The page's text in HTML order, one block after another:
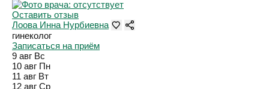
Оставить отзыв
Лоова Инна Нурбиевна
гинеколог
Записаться на приём
9 авг Вс
10 авг Пн
11 авг Вт
12 авг Ср